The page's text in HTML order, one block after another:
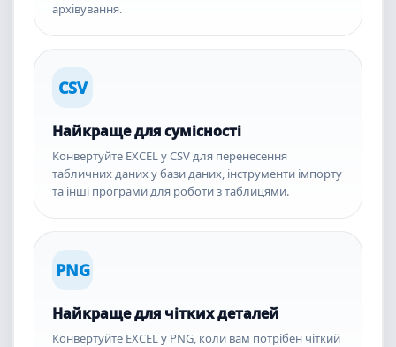
архівування.
CSV
Найкраще для сумісності
Конвертуйте EXCEL у CSV для перенесення
табличних даних у бази даних, інструменти імпорту
та інші програми для роботи з таблицями.
PNG
Найкраще для чітких деталей
Конвертуйте EXCEL у PNG, коли вам потрібен чіткий